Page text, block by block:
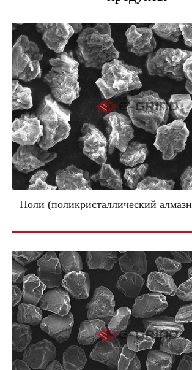
Поли (поликристаллический